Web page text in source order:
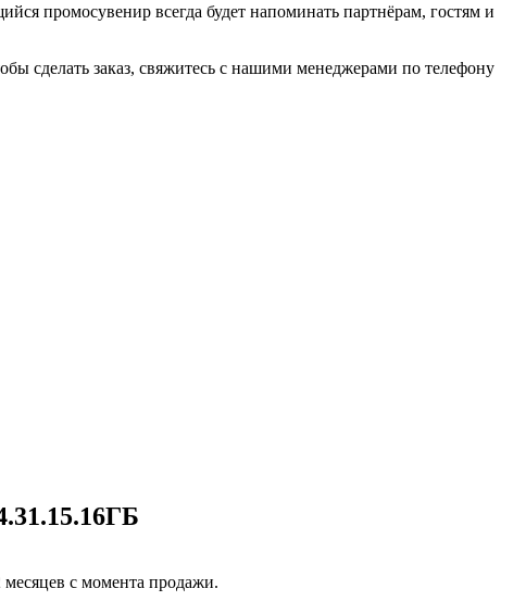
промосувенир всегда будет напоминать партнёрам, гостям и
сделать заказ, свяжитесь с нашими менеджерами по телефону
с момента продажи.